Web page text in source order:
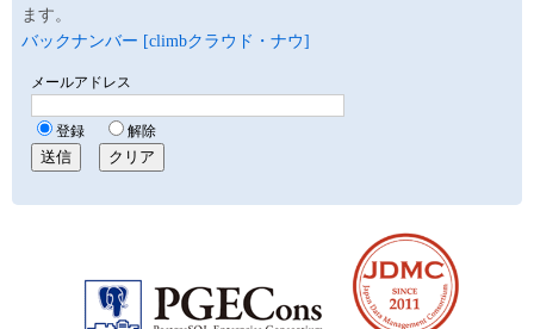
ます。
バックナンバー [climbクラウド・ナウ]